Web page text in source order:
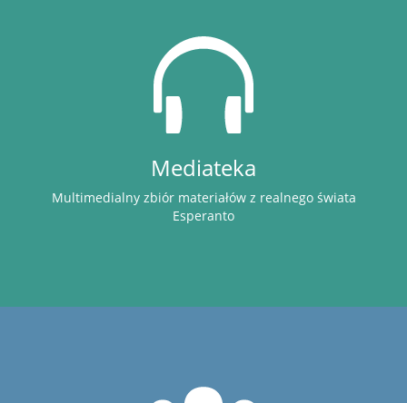
Mediateka
Multimedialny zbiór materiałów z realnego świata
Esperanto